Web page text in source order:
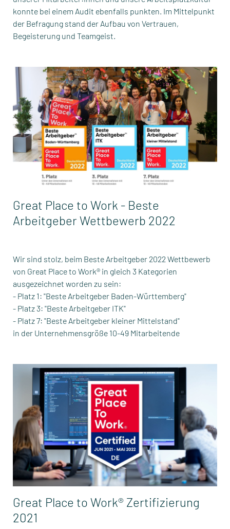
konnte bei einem Audit ebenfalls punkten. Im Mittelpunkt
der Befragung stand der Aufbau von Vertrauen,
Begeisterung und Teamgeist.
Great Place to Work - Beste
Arbeitgeber Wettbewerb 2022
Wir sind stolz, beim Beste Arbeitgeber 2022 Wettbewerb
von Great Place to Work® in gleich 3 Kategorien
ausgezeichnet worden zu sein:
- Platz 1: "Beste Arbeitgeber Baden-Württemberg"
- Platz 3: "Beste Arbeitgeber ITK"
- Platz 7: "Beste Arbeitgeber kleiner Mittelstand"
in der Unternehmensgröße 10-49 Mitarbeitende
Great Place to Work® Zertifizierung
2021